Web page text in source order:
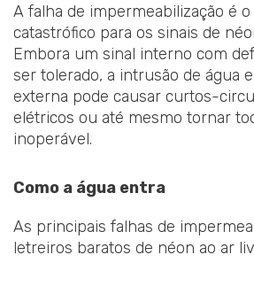
A falha de impermeabilização é
catastrófico para os sinais de
Embora um sinal interno com
ser tolerado, a intrusão de água
externa pode causar curtos-
elétricos ou até mesmo tornar
inoperável.
Como a água entra
As principais falhas de
letreiros baratos de néon ao ar